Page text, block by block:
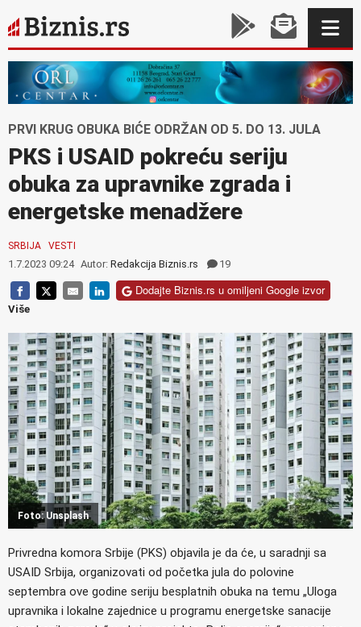
PRVI KRUG OBUKA BIĆE ODRŽAN OD 5. DO 13. JULA
PКS i USAID pokreću seriju
obuka za upravnike zgrada i
energetske menadžere
SRBIJA VESTI
1.7.2023 09:24 Autor: Redakcija Biznis.rs 19
Dodajte Biznis.rs u omiljeni Google izvor
Više
Foto: Unsplash
Privredna komora Srbije (PKS) objavila je da će, u saradnji sa
USAID Srbija, organizovati od početka jula do polovine
septembra ove godine seriju besplatnih obuka na temu „Uloga
upravnika i lokalne zajednice u programu energetske sanacije